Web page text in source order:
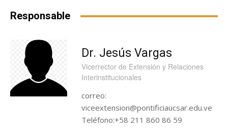
Responsable
Dr. Jesús Vargas
Vicerrector de Extensión y Relaciones
Interinstitucionales
correo:
viceextension@pontificiaucsar.edu.ve
Teléfono:+58 211 860 86 59